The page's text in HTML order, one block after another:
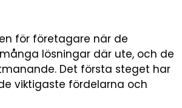
för företagare när de
lösningar där ute, och de
Det första steget har
viktigaste fördelarna och